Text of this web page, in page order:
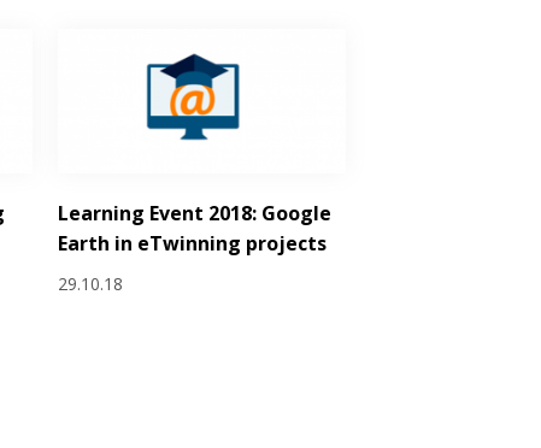
Learning Event 2018: Google
Earth in eTwinning projects
29.10.18